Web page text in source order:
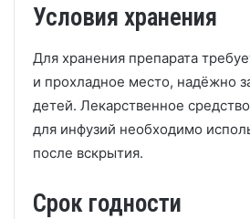
Условия хранения
Для хранения препарата
и прохладное место, надёжно
детей. Лекарственное
для инфузий необходимо
после вскрытия.
Срок годности